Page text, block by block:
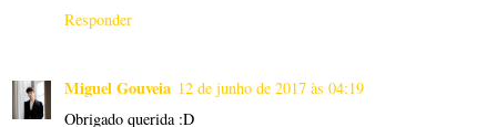
Responder
Miguel Gouveia 12 de junho de 2017 às 04:19
Obrigado querida :D